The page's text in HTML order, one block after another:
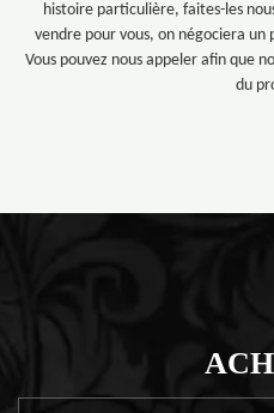
histoire particulière, faites-les
vendre pour vous, on négociera un
Vous pouvez nous appeler afin que
du